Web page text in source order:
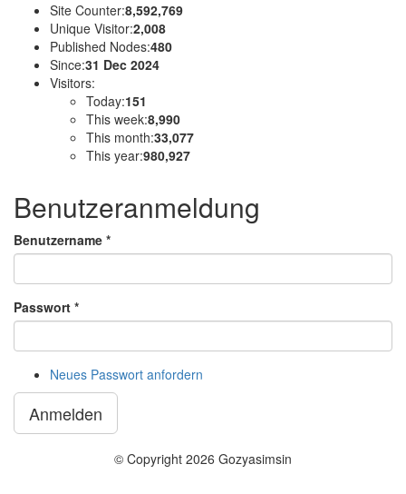
Site Counter:8,592,769
Unique Visitor:2,008
Published Nodes:480
Since:31 Dec 2024
Visitors:
Today:151
This week:8,990
This month:33,077
This year:980,927
Benutzeranmeldung
Benutzername *
Passwort *
Neues Passwort anfordern
Anmelden
© Copyright 2026 Gozyasimsin